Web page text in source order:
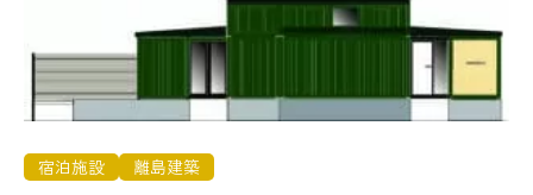
宿泊施設 離島建築